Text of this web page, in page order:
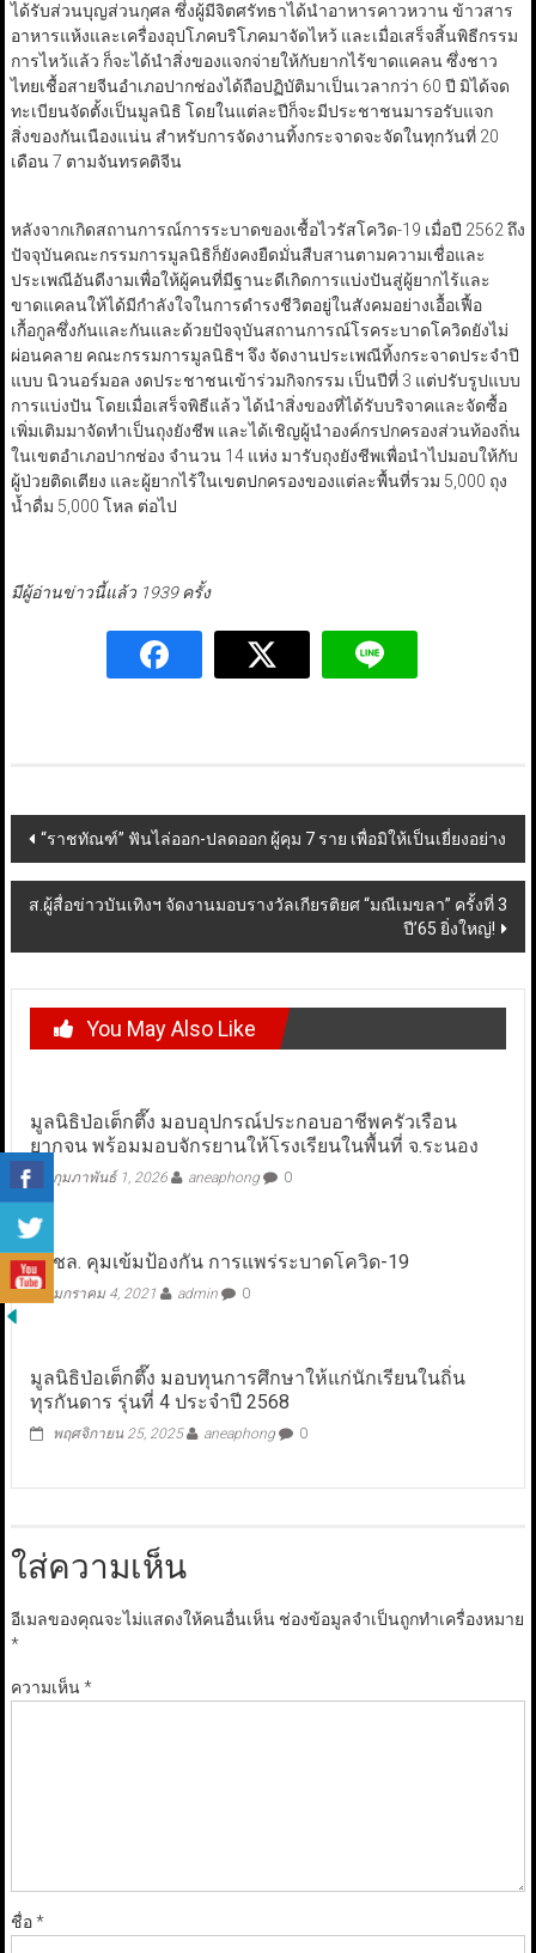
ได้รับส่วนบุญส่วนกุศล ซึ่งผู้มีจิตศรัทธาได้นำอาหารคาวหวาน ข้าวสาร
อาหารแห้งและเครื่องอุปโภคบริโภคมาจัดไหว้ และเมื่อเสร็จสิ้นพิธีกรรม
การไหว้แล้ว ก็จะได้นำสิ่งของแจกจ่ายให้กับยากไร้ขาดแคลน ซึ่งชาว
ไทยเชื้อสายจีนอำเภอปากช่องได้ถือปฏิบัติมาเป็นเวลากว่า 60 ปี มิได้จด
ทะเบียนจัดตั้งเป็นมูลนิธิ โดยในแต่ละปีก็จะมีประชาชนมารอรับแจก
สิ่งของกันเนืองแน่น สำหรับการจัดงานทิ้งกระจาดจะจัดในทุกวันที่ 20
เดือน 7 ตามจันทรคติจีน
หลังจากเกิดสถานการณ์การระบาดของเชื้อไวรัสโควิด-19 เมื่อปี 2562 ถึง
ปัจจุบันคณะกรรมการมูลนิธิก็ยังคงยืดมั่นสืบสานตามความเชื่อและ
ประเพณีอันดีงามเพื่อให้ผู้คนที่มีฐานะดีเกิดการแบ่งปันสู่ผู้ยากไร้และ
ขาดแคลนให้ได้มีกำลังใจในการดำรงชีวิตอยู่ในสังคมอย่างเอื้อเฟื้อ
เกื้อกูลซึ่งกันและกันและด้วยปัจจุบันสถานการณ์โรคระบาดโควิดยังไม่
ผ่อนคลาย คณะกรรมการมูลนิธิฯ จึง จัดงานประเพณีทิ้งกระจาดประจำปี
แบบ นิวนอร์มอล งดประชาชนเข้าร่วมกิจกรรม เป็นปีที่ 3 แต่ปรับรูปแบบ
การแบ่งปัน โดยเมื่อเสร็จพิธีแล้ว ได้นำสิ่งของที่ได้รับบริจาคและจัดซื้อ
เพิ่มเติมมาจัดทำเป็นถุงยังชีพ และได้เชิญผู้นำองค์กรปกครองส่วนท้องถิ่น
ในเขตอำเภอปากช่อง จำนวน 14 แห่ง มารับถุงยังชีพเพื่อนำไปมอบให้กับ
ผู้ป่วยติดเตียง และผู้ยากไร้ในเขตปกครองของแต่ละพื้นที่รวม 5,000 ถุง
น้ำดื่ม 5,000 โหล ต่อไป
มีผู้อ่านข่าวนี้แล้ว 1939 ครั้ง
Post
navigation
“ราชทัณฑ์” ฟันไล่ออก-ปลดออก ผู้คุม 7 ราย เพื่อมิให้เป็นเยี่ยงอย่าง
ส.ผู้สื่อข่าวบันเทิงฯ จัดงานมอบรางวัลเกียรติยศ “มณีเมขลา” ครั้งที่ 3
ปี’65 ยิ่งใหญ่!
You May Also Like
มูลนิธิป่อเต็กตึ๊ง มอบอุปกรณ์ประกอบอาชีพครัวเรือน
ยากจน พร้อมมอบจักรยานให้โรงเรียนในพื้นที่ จ.ระนอง
กุมภาพันธ์ 1, 2026 aneaphong 0
ศรชล. คุมเข้มป้องกัน การแพร่ระบาดโควิด-19
มกราคม 4, 2021 admin 0
มูลนิธิป่อเต็กตึ๊ง มอบทุนการศึกษาให้แก่นักเรียนในถิ่น
ทุรกันดาร รุ่นที่ 4 ประจำปี 2568
พฤศจิกายน 25, 2025 aneaphong 0
ใส่ความเห็น
อีเมลของคุณจะไม่แสดงให้คนอื่นเห็น ช่องข้อมูลจำเป็นถูกทำเครื่องหมาย
*
ความเห็น*
ชื่อ*